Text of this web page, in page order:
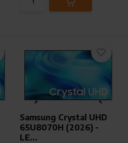
Samsung Crystal UHD
65U8070H (2026) -
LE...